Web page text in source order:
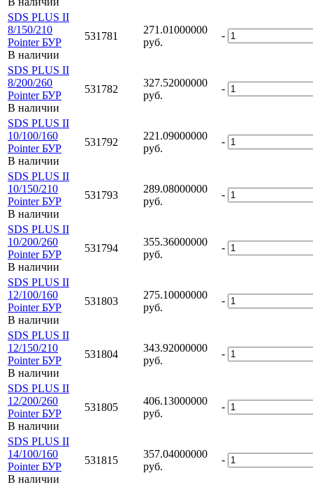
SDS PLUS II
8/150/210
Pointer БУР
В наличии
531781
271.01000000
руб.
-
SDS PLUS II
8/200/260
Pointer БУР
В наличии
531782
327.52000000
руб.
-
SDS PLUS II
10/100/160
Pointer БУР
В наличии
531792
221.09000000
руб.
-
SDS PLUS II
10/150/210
Pointer БУР
В наличии
531793
289.08000000
руб.
-
SDS PLUS II
10/200/260
Pointer БУР
В наличии
531794
355.36000000
руб.
-
SDS PLUS II
12/100/160
Pointer БУР
В наличии
531803
275.10000000
руб.
-
SDS PLUS II
12/150/210
Pointer БУР
В наличии
531804
343.92000000
руб.
-
SDS PLUS II
12/200/260
Pointer БУР
В наличии
531805
406.13000000
руб.
-
SDS PLUS II
14/100/160
Pointer БУР
В наличии
531815
357.04000000
руб.
-